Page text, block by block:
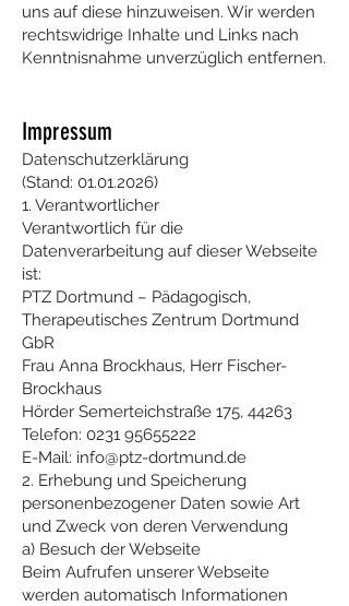
uns auf diese hinzuweisen. Wir werden
rechtswidrige Inhalte und Links nach
Kenntnisnahme unverzüglich entfernen.
Impressum
Datenschutzerklärung
(Stand: 01.01.2026)
1. Verantwortlicher
Verantwortlich für die
Datenverarbeitung auf dieser Webseite
ist:
PTZ Dortmund – Pädagogisch,
Therapeutisches Zentrum Dortmund
GbR
Frau Anna Brockhaus, Herr Fischer-
Brockhaus
Hörder Semerteichstraße 175, 44263
Telefon: 0231 95655222
E-Mail: info@ptz-dortmund.de
2. Erhebung und Speicherung
personenbezogener Daten sowie Art
und Zweck von deren Verwendung
a) Besuch der Webseite
Beim Aufrufen unserer Webseite
werden automatisch Informationen